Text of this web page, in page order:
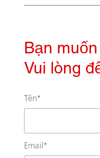
Bạn
Vui lòng
Tên*
Email*